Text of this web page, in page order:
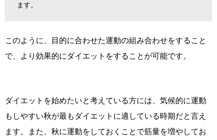
ます。
このように、目的に合わせた運動の組み合わせをすること
で、より効果的にダイエットをすることが可能です。
ダイエットを始めたいと考えている方には、気候的に運動
もしやすい秋が最もダイエットに適している時期だと言え
ます。また、秋に運動をしておくことで筋量を増やしてお